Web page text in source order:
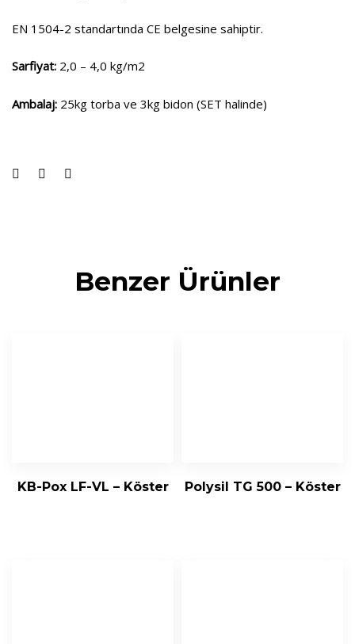
EN 1504-2 standartında CE belgesine sahiptir.
Sarfiyat: 2,0 – 4,0 kg/m2
Ambalaj: 25kg torba ve 3kg bidon (SET halinde)
Benzer Ürünler
KB-Pox LF-VL – Köster Polysil TG 500 – Köster